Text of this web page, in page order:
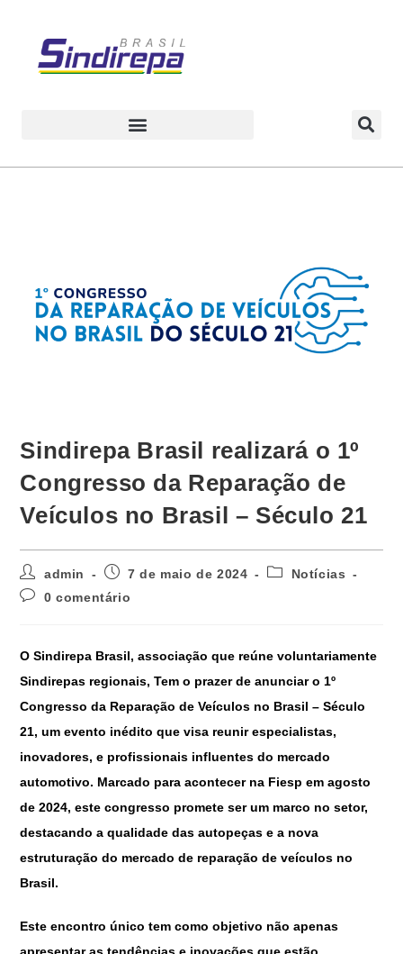
Sindirepa Brasil realizará o 1º
Congresso da Reparação de
Veículos no Brasil – Século 21
admin 7 de maio de 2024
Notícias
0 comentário
O Sindirepa Brasil, associação que reúne voluntariamente
Sindirepas regionais, Tem o prazer de anunciar o 1º
Congresso da Reparação de Veículos no Brasil – Século
21, um evento inédito que visa reunir especialistas,
inovadores, e profissionais influentes do mercado
automotivo. Marcado para acontecer na Fiesp em agosto
de 2024, este congresso promete ser um marco no setor,
destacando a qualidade das autopeças e a nova
estruturação do mercado de reparação de veículos no
Brasil.
Este encontro único tem como objetivo não apenas